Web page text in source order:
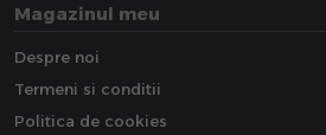
Magazinul meu
Despre noi
Termeni si conditii
Politica de cookies